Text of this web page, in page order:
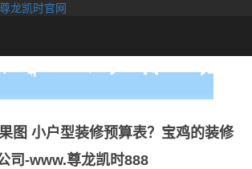
龙凯时官网
图 小户型装修预算表？宝鸡的装修
司-www.尊龙凯时888